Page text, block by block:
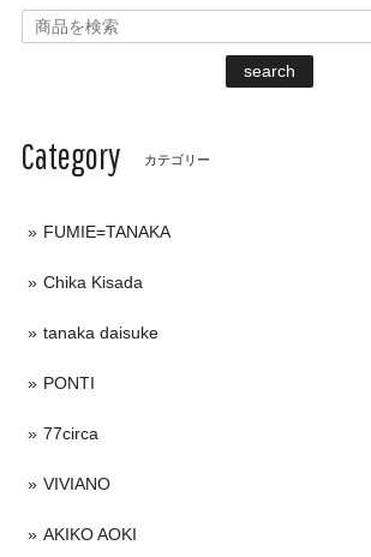
search
Category カテゴリー
FUMIE=TANAKA
Chika Kisada
tanaka daisuke
PONTI
77circa
VIVIANO
AKIKO AOKI